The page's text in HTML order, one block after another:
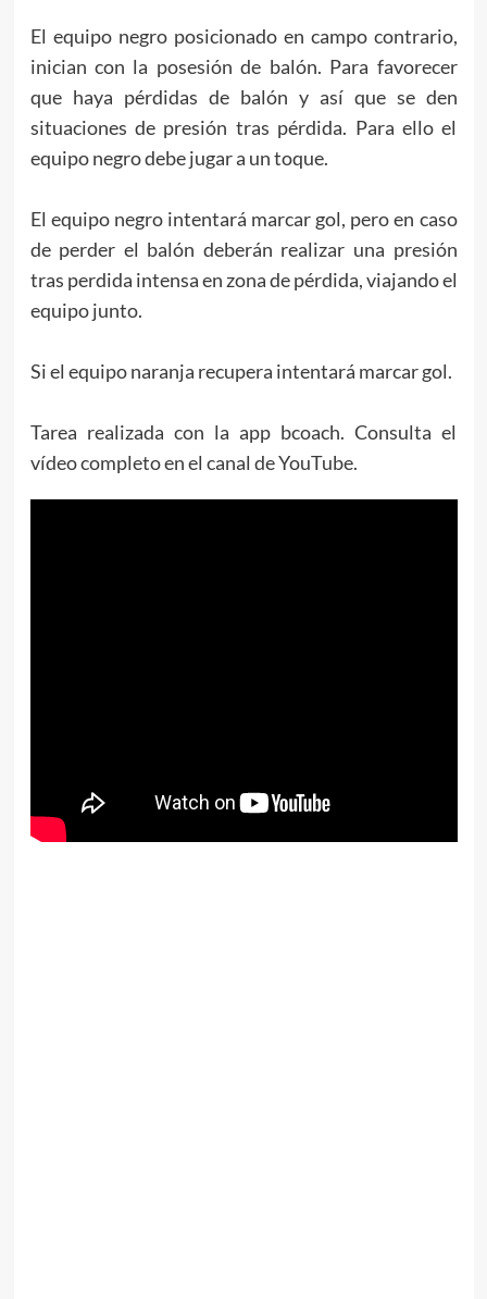
El equipo negro posicionado en campo contrario,
inician con la posesión de balón. Para favorecer
que haya pérdidas de balón y así que se den
situaciones de presión tras pérdida. Para ello el
equipo negro debe jugar a un toque.
El equipo negro intentará marcar gol, pero en caso
de perder el balón deberán realizar una presión
tras perdida intensa en zona de pérdida, viajando el
equipo junto.
Si el equipo naranja recupera intentará marcar gol.
Tarea realizada con la app bcoach. Consulta el
vídeo completo en el canal de YouTube.